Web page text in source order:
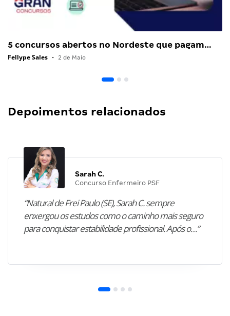
5 concursos abertos no Nordeste que pagam…
Fellype Sales • 2 de Maio
Depoimentos relacionados
Sarah C.
Concurso Enfermeiro PSF
“Natural de Frei Paulo (SE), Sarah C. sempre
enxergou os estudos como o caminho mais seguro
para conquistar estabilidade profissional. Após o…”